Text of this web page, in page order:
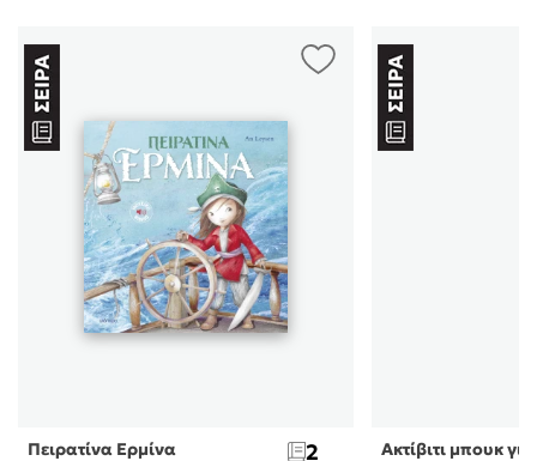
Πειρατίνα Ερμίνα 2 Ακτίβιτι μπουκ